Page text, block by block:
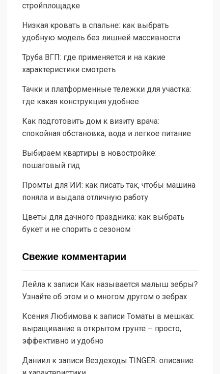
стройплощадке
Низкая кровать в спальне: как выбрать
удобную модель без лишней массивности
Труба ВГП: где применяется и на какие
характеристики смотреть
Тачки и платформенные тележки для участка:
где какая конструкция удобнее
Как подготовить дом к визиту врача:
спокойная обстановка, вода и легкое питание
Выбираем квартиры в новостройке:
пошаговый гид
Промты для ИИ: как писать так, чтобы машина
поняла и выдала отличную работу
Цветы для дачного праздника: как выбрать
букет и не спорить с сезоном
Свежие комментарии
Лейла к записи Как называется малыш зебры?
Узнайте об этом и о многом другом о зебрах
Ксения Любимова к записи Томаты в мешках:
выращивание в открытом грунте – просто,
эффективно и удобно
Даниил к записи Вездеходы TINGER: описание